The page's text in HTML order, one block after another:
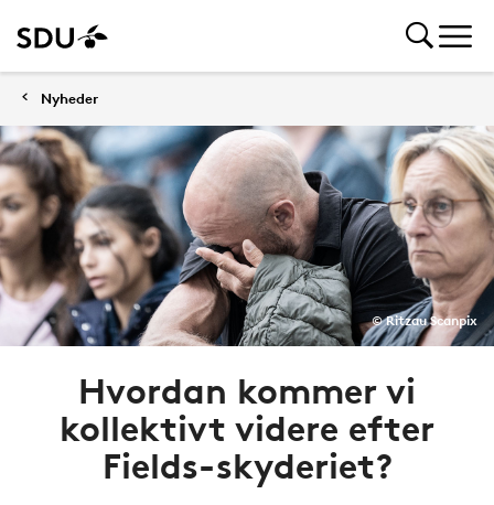
Nyheder
© Ritzau Scanpix
Hvordan kommer vi
kollektivt videre efter
Fields-skyderiet?